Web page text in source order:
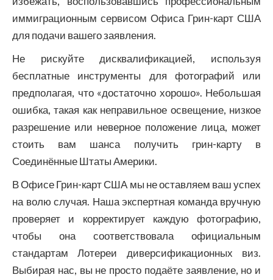
иммиграционным сервисом Офиса Грин-карт США
для подачи вашего заявления.
Не рискуйте дисквалификацией, используя
бесплатные инструменты для фотографий или
предполагая, что «достаточно хорошо». Небольшая
ошибка, такая как неправильное освещение, низкое
разрешение или неверное положение лица, может
стоить вам шанса получить грин-карту в
Соединённые Штаты Америки.
В Офисе Грин-карт США мы не оставляем ваш успех
на волю случая. Наша экспертная команда вручную
проверяет и корректирует каждую фотографию,
чтобы она соответствовала официальным
стандартам Лотереи диверсификационных виз.
Выбирая нас, вы не просто подаёте заявление, но и